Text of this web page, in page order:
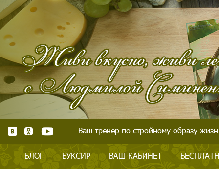
Ваш тренер по стройному образу
БЛОГ БУКСИР ВАШ КАБИНЕТ